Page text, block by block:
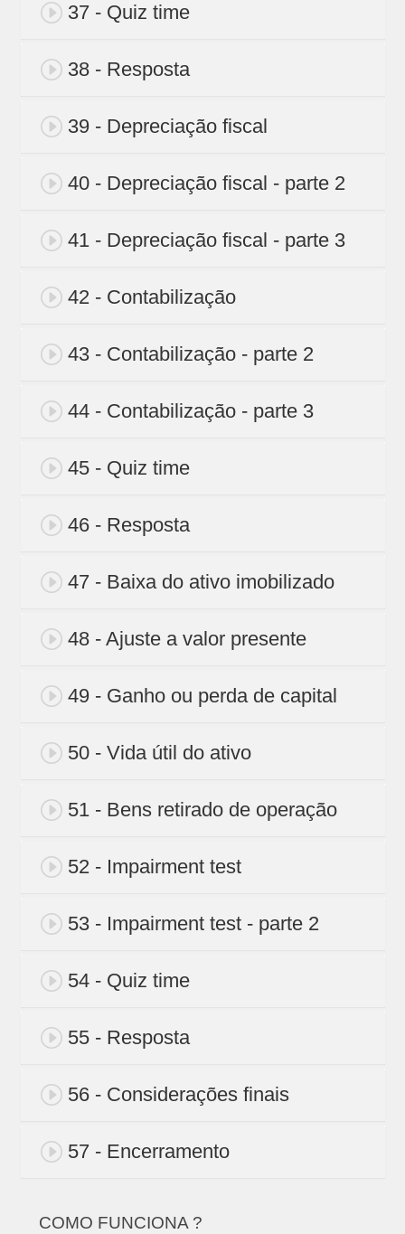
37 - Quiz time
38 - Resposta
39 - Depreciação fiscal
40 - Depreciação fiscal - parte 2
41 - Depreciação fiscal - parte 3
42 - Contabilização
43 - Contabilização - parte 2
44 - Contabilização - parte 3
45 - Quiz time
46 - Resposta
47 - Baixa do ativo imobilizado
48 - Ajuste a valor presente
49 - Ganho ou perda de capital
50 - Vida útil do ativo
51 - Bens retirado de operação
52 - Impairment test
53 - Impairment test - parte 2
54 - Quiz time
55 - Resposta
56 - Considerações finais
57 - Encerramento
COMO FUNCIONA ?